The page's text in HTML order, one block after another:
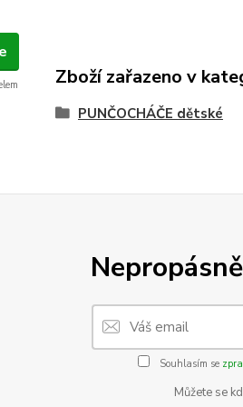
Zboží zařazeno v
PUNČOCHÁČE dětské
Souhlasím se
Můžete se